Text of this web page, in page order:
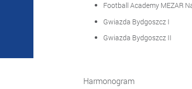
Football Academy
Gwiazda
Gwiazda
Harmonogram